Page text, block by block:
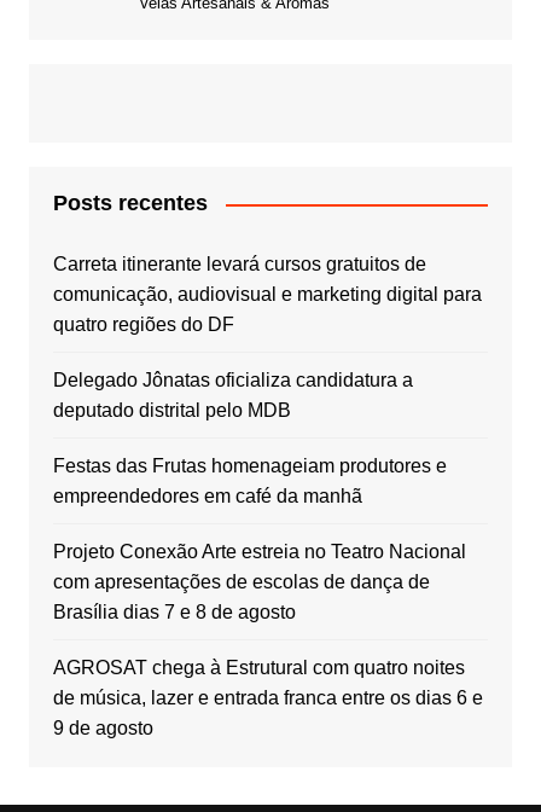
Posts recentes
Carreta itinerante levará cursos gratuitos de
comunicação, audiovisual e marketing digital para
quatro regiões do DF
Delegado Jônatas oficializa candidatura a
deputado distrital pelo MDB
Festas das Frutas homenageiam produtores e
empreendedores em café da manhã
Projeto Conexão Arte estreia no Teatro Nacional
com apresentações de escolas de dança de
Brasília dias 7 e 8 de agosto
AGROSAT chega à Estrutural com quatro noites
de música, lazer e entrada franca entre os dias 6 e
9 de agosto